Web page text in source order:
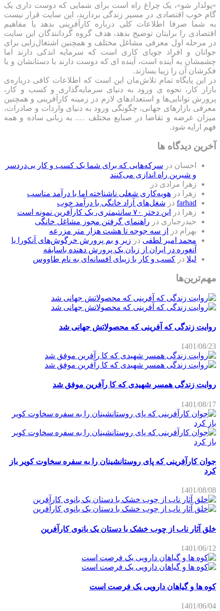
«پولدار شو»، یک چراغ راه است برای شمایی که دوست داری یک
گام خوب اقتصادی در مسیر زندگی بردارید، این سایت قرار نیست
به شما صرفا اطلاعات کلی درباره کارآفرینی بدهد یا مفاهیم
اقتصادی را برایتان توضیح بدهد، هدف گروه گردانندگان این سایت
در مرحله اول معرفی مشاغل مختلف و همچنین اشتغال‌زایی برای
جوانان و افراد جویای کاری است که سرمایه اندکی دارند اما
چشمشان به آینده است، آینده ای که دوست دارند با دستانشان و با
فکرشان آن را زیبا بسازند.
در این پایگاه تمام تلاش‌مان این است که ‌اطلاعات کافی درباره‌ی
بازار کار، نحوه ی ورود به دنیای سرمایه‌گذاری و کسب و کار،
پرورش توانایی‌ها و استعدادهای لازم در زمینه کارآفرینی و همچنین
معرفی بازارهای جهانی، چگونگی ورود به دنیای واردات و صادرات،
میزان عرضه و تقاضا در صنایع مختلف …. به زبانی ساده و همه
فهم ارایه شود.
آخرین دیدگاه ها
احسان در سرکه‌هایی که برای شما یک کسب و کار بی‌دردسر
و شیرین راه اندازی می‌کنند
زهرا مرادی در
زهرا
در هویه‌کاری شغلی ناشناخته اما با درآمد مناسب
farhad در شغل‌های آزاد خانگی با درآمد خوب
زهرا
در
این دختر ۷۰ سانتیمتری، یک کارآفرین نمونه است
حیدرجباری در راهنمای گرفتن مجوز مشاغل خانگی
بهرام در
از سه جوجه تا هشت هزار متر مزرعه
محمد امیر لطفی در زیر و بم پرورش خرگوش‌های آنکورا یا
آنغوره در ایران از زبان یک پرورش دهنده باسابقه
لیلا در کسب و کار با زیبای افسانه‌ای به نام طاووس
مهم‌ترین‌ها
روایت زندگی که آفرینی که محصولاتش جهانی شد
1401/08/23
روایت زندگی همسر شهیدی که کا رآفرین موفق شد
1401/08/17
جوان کارآفرینی که پای روستانشینان را به سفره سخاوت کویر باز
کرد
1401/08/08
خلق آثار ناب از چوب خشک با دستان یک بانوی کارآفرین
1401/06/12
کوه ها و گیاهان دارویی یک فرصت است
1401/06/04